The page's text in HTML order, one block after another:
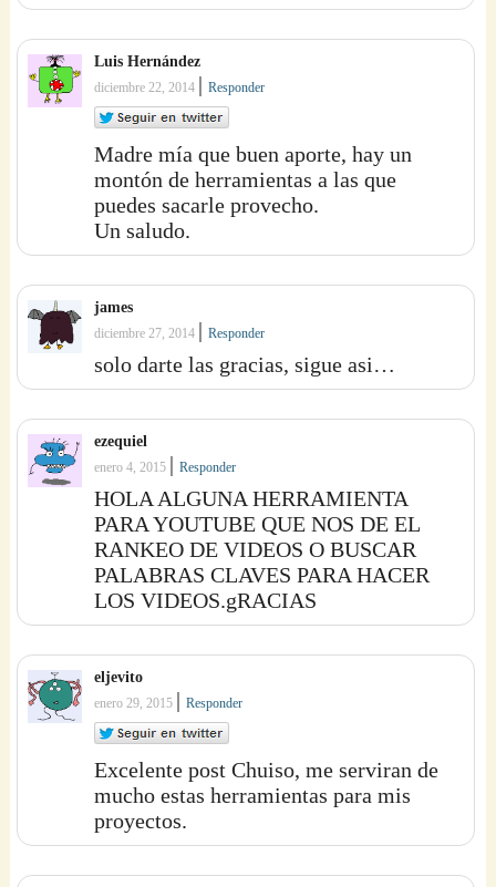
Luis Hernández
diciembre 22, 2014 |Responder
Madre mía que buen aporte, hay un
montón de herramientas a las que
puedes sacarle provecho.
Un saludo.
james
diciembre 27, 2014 |Responder
solo darte las gracias, sigue asi…
ezequiel
enero 4, 2015 |Responder
HOLA ALGUNA HERRAMIENTA
PARA YOUTUBE QUE NOS DE EL
RANKEO DE VIDEOS O BUSCAR
PALABRAS CLAVES PARA HACER
LOS VIDEOS.gRACIAS
eljevito
enero 29, 2015 |Responder
Excelente post Chuiso, me serviran de
mucho estas herramientas para mis
proyectos.